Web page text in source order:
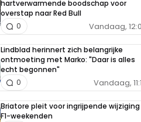
hartverwarmende boodschap voor
overstap naar Red Bull
Vandaag,
0
Lindblad herinnert zich belangrijke
ontmoeting met Marko: "Daar is alles
echt begonnen"
Vandaag,
0
Briatore pleit voor ingrijpende wijziging
F1-weekenden